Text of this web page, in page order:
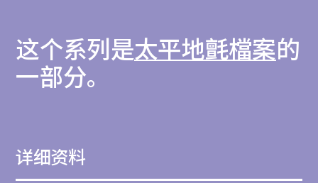
这个系列是太平地氈檔案的
一部分。
详细资料